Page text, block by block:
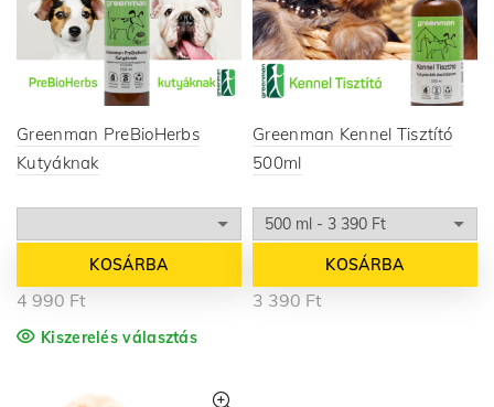
Greenman PreBioHerbs
Kutyáknak
KOSÁRBA
4 990 Ft
Kiszerelés választás
Greenman Kennel Tisztító
500ml
KOSÁRBA
3 390 Ft